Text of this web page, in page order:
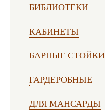
БИБЛИОТЕКИ
КАБИНЕТЫ
БАРНЫЕ СТОЙКИ
ГАРДЕРОБНЫЕ
ДЛЯ МАНСАРДЫ